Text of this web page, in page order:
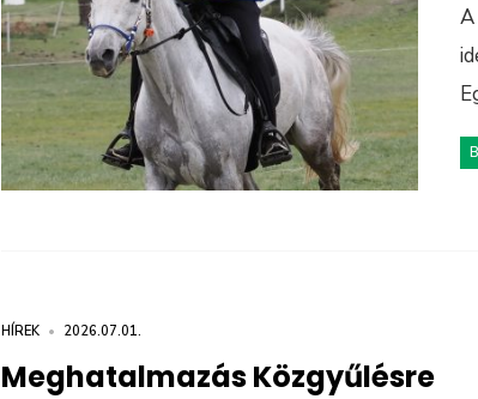
HÍREK • 2026.07.01.
Meghatalmazás Közgyűlésre